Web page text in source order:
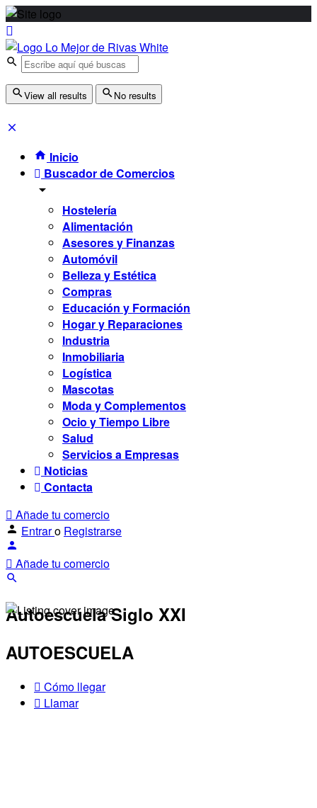
View all results No results
Inicio
Buscador de Comercios
Hostelería
Alimentación
Asesores y Finanzas
Automóvil
Belleza y Estética
Compras
Educación y Formación
Hogar y Reparaciones
Industria
Inmobiliaria
Logística
Mascotas
Moda y Complementos
Ocio y Tiempo Libre
Salud
Servicios a Empresas
Noticias
Contacta
Añade tu comercio
Entraro Registrarse
Añade tu comercio
Autoescuela Siglo XXI
AUTOESCUELA
Cómo llegar
Llamar